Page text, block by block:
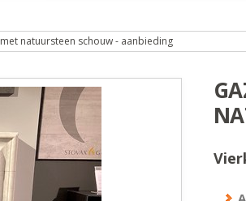
natuursteen schouw - aanbieding